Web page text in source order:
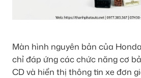
Màn hình nguyên bản của
chỉ đáp ứng các chức năng cơ
CD và hiển thị thông tin xe đơn